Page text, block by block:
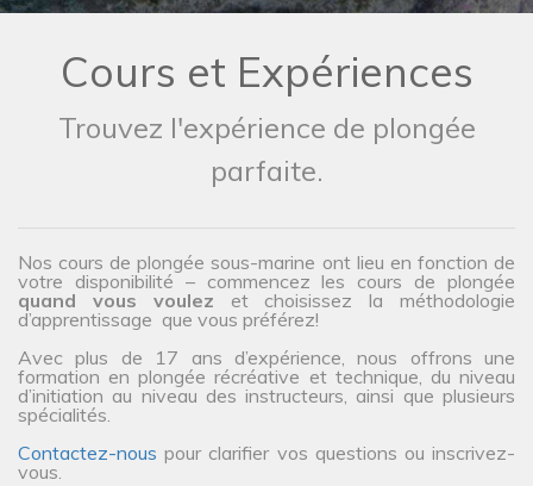
Cours et Expériences
Trouvez l'expérience de plongée
parfaite.
Nos cours de plongée sous-marine ont lieu en fonction de
votre disponibilité – commencez les cours de plongée
quand vous voulez et choisissez la méthodologie
d’apprentissage que vous préférez!
Avec plus de 17 ans d’expérience, nous offrons une
formation en plongée récréative et technique, du niveau
d’initiation au niveau des instructeurs, ainsi que plusieurs
spécialités.
Contactez-nous pour clarifier vos questions ou inscrivez-
vous.